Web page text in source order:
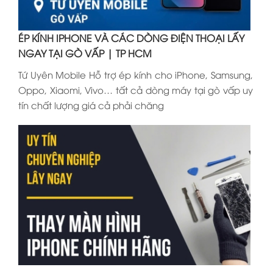
ÉP KÍNH IPHONE VÀ CÁC DÒNG ĐIỆN THOẠI LẤY
NGAY TẠI GÒ VẤP | TP HCM
Tứ Uyên Mobile Hỗ trợ ép kính cho iPhone, Samsung,
Oppo, Xiaomi, Vivo… tất cả dòng máy tại gò vấp uy
tín chất lượng giá cả phải chăng